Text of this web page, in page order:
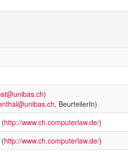
)
, BeurteilerIn)
http://www.ch.computerlaw.de/)
http://www.ch.computerlaw.de/)